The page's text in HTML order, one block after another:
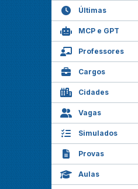
Últimas
MCP e GPT
Professores
Cargos
Cidades
Vagas
Simulados
Provas
Aulas